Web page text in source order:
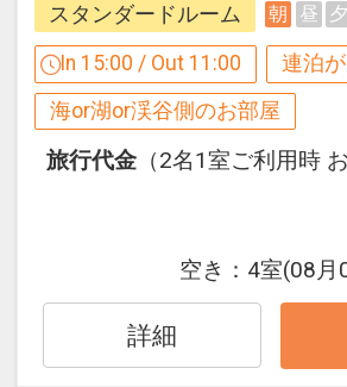
※要運転免許
※旅行代金に含まれます。
連泊ポイント！
●２連泊以上のお客様に
カヌチャチケット付（2連
3連泊で1人3枚、4連泊で1
降・・1泊増えるごとに+1
・枚数に応じて20種類以上
らご利用いただけます。詳
へお問い合わせください。
【連泊するとお得】連泊割
す
連泊の場合、
２泊目より１泊につきおひと
円引
※割引適用後のご旅行代金
ーからお進みいただいた後
「空室照会結果確認画面」
※宿泊期間中すべての日に
スタンダードルーム 朝 昼 夕
In 15:00 / Out 11:00
連泊
海or湖or渓谷側のお部屋
旅行代金 （2名1室ご利用時
空き： 4室(08月
詳細